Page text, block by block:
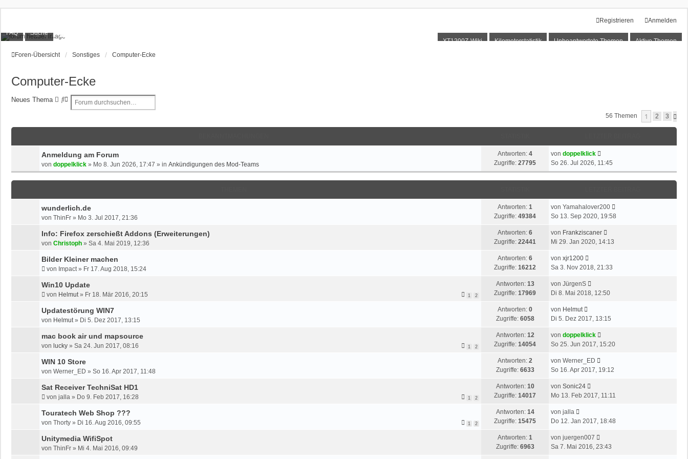
Anmelden
Registrieren
XT1200Z-Wiki Kilometerstatistik Unbeantwortete Themen Aktive Themen
XT1200Z-Forum
FAQ Suche
Foren-Übersicht Sonstiges Computer-Ecke
Computer-Ecke
Neues Thema
S
hE
T
E
R
T
E
U
C
H
56 Themen 1 2 3
Anmeldung am Forum
von doppelklick » Mo 8. Jun 2026, 17:47 » in Ankündigungen des Mod-Teams
Antworten: 4
Zugriffe: 27795
L
e
t
z
e
r
B
i
t
a
von doppelklick
So 26. Jul 2026, 11:45
wunderlich.de
von ThinFr » Mo 3. Jul 2017, 21:36
Antworten: 1
Zugriffe: 49384
L
e
z
t
r
B
i
r
a
von Yamahalover200
So 13. Sep 2020, 19:58
Info: Firefox zerschießt Addons (Erweiterungen)
von Christoph » Sa 4. Mai 2019, 12:36
Antworten: 6
Zugriffe: 22441
L
e
z
t
r
B
i
r
a
von Frankziscaner
Mi 29. Jan 2020, 14:13
Bilder Kleiner machen
von Impact» Fr 17. Aug 2018, 15:24
Antworten: 6
Zugriffe: 16212
L
e
z
t
r
B
i
r
a
von xjr1200
Sa 3. Nov 2018, 21:33
Win10 Update
von Helmut» Fr 18. Mär 2016, 20:15 1 2
Antworten: 13
Zugriffe: 17969
L
e
z
t
r
B
i
r
a
von JürgenS
Di 8. Mai 2018, 12:50
Updatestörung WIN7
von Helmut» Di 5. Dez 2017, 13:15
Antworten: 0
Zugriffe: 6058
L
e
z
t
r
B
i
r
a
von Helmut
Di 5. Dez 2017, 13:15
mac book air und mapsource
von lucky » Sa 24. Jun 2017, 08:16 1 2
Antworten: 12
Zugriffe: 14054
L
e
z
t
r
B
i
r
a
von doppelklick
So 25. Jun 2017, 15:20
WIN 10 Store
von Werner_ED » So 16. Apr 2017, 11:48
Antworten: 2
Zugriffe: 6633
L
e
z
t
r
B
i
von Werner_ED
So 16. Apr 2017, 19:12
Sat Receiver TechniSat HD1
von jalla » Do 9. Feb 2017, 16:28 1 2
Antworten: 10
Zugriffe: 14017
L
e
z
t
r
B
von Sonic24
Mo 13. Feb 2017, 11:11
Touratech Web Shop ???
von Thorty » Di 16. Aug 2016, 09:55 1 2
Antworten: 14
Zugriffe: 15475
L
e
z
t
von jalla
Do 12. Jan 2017, 18:48
Unitymedia WifiSpot
von ThinFr » Mi 4. Mai 2016, 09:49
Antworten: 1
Zugriffe: 6963
L
e
von juergen007
Sa 7. Mai 2016, 23:43